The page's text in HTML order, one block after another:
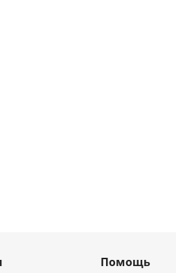
Помощь